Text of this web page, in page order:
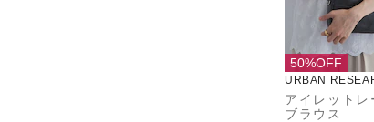
50%OFF
URBAN
アイレット
ブラウス